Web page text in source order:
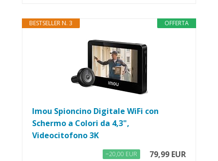
OFFERTA
BESTSELLER N. 3
Imou Spioncino Digitale WiFi con
Schermo a Colori da 4,3",
Videocitofono 3K
−20,00 EUR 79,99 EUR